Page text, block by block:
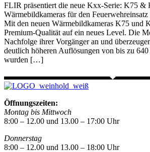
FLIR präsentiert die neue Kxx-Serie: K75 &
Wärmebildkameras für den
Mit den neuen Wärmebildkameras K75 und
Premium-Qualität auf ein neues Level. Die
Nachfolge ihrer Vorgänger an und
deutlich höheren Auflösungen von bis zu
wurden […]
Öffnungszeiten:
Montag bis Mittwoch
8:00 – 12.00 und 13.00 – 17:00 Uhr
Donnerstag
8:00 – 12.00 und 13.00 – 18:00 Uhr